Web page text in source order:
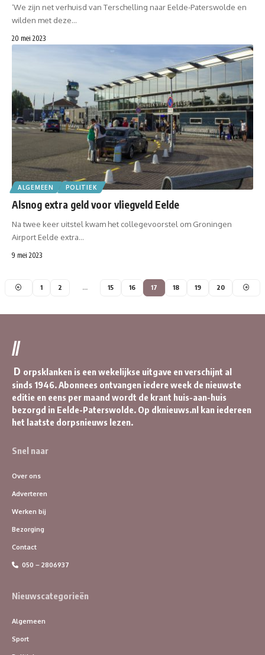
‘We zijn net verhuisd van Terschelling naar Eelde-Paterswolde en
wilden met deze…
20 mei 2023
ALGEMEEN POLITIEK
Alsnog extra geld voor vliegveld Eelde
Na twee keer uitstel kwam het collegevoorstel om Groningen
Airport Eelde extra…
9 mei 2023
1 2 … 15 16 17 18 19 20
//
D orpsklanken is een wekelijkse uitgave en verschijnt al
sinds 1946. Abonnees ontvangen iedere week de nieuwste
editie en eens per maand wordt de krant huis-aan-huis
bezorgd in Eelde-Paterswolde. Op dknieuws.nl kan iedereen
het laatste dorpsnieuws lezen.
Snel naar
Over ons
Adverteren
Werken bij
Bezorging
Contact
050 – 2806937
Nieuwscategorieën
Algemeen
Sport